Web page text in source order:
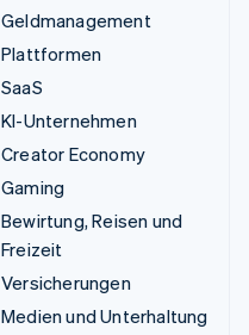
Geldmanagement
Plattformen
SaaS
KI-Unternehmen
Creator Economy
Gaming
Bewirtung, Reisen und
Freizeit
Versicherungen
Medien und Unterhaltung